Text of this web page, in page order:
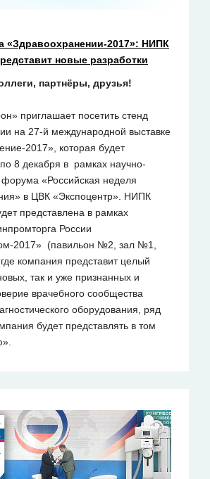
«Здравоохранении-2017»: НИПК
новые разработки
партнёры, друзья!
приглашает посетить стенд
на 27-й международной выставке
2017», которая будет
8 декабря в рамках научно-
форума «Российская неделя
в ЦВК «Экспоцентр». НИПК
представлена в рамках
России
2017» (павильон №2, зал №1,
компания представит целый
так и уже признанных и
врачебного сообщества
оборудования, ряд
будет представлять в том